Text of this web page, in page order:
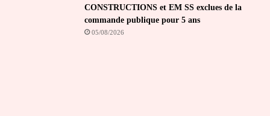
CONSTRUCTIONS et EM SS exclues de la
commande publique pour 5 ans
05/08/2026